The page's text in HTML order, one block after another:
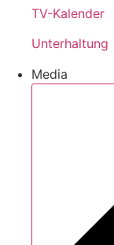
TV-Kalender
Unterhaltung
Media